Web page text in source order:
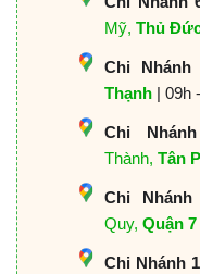
Mỹ, Thủ
Chi Nhánh
Thạnh | 09h
Chi
Thành, Tân
Chi Nhánh
Quy, Quận 7
Chi Nhánh